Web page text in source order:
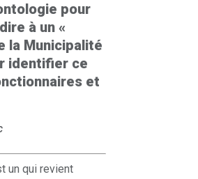
pour
à un «
la Municipalité
identifier ce
et
un qui revient